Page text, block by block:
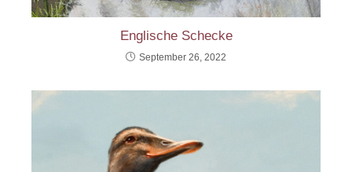
Englische Schecke
September 26, 2022